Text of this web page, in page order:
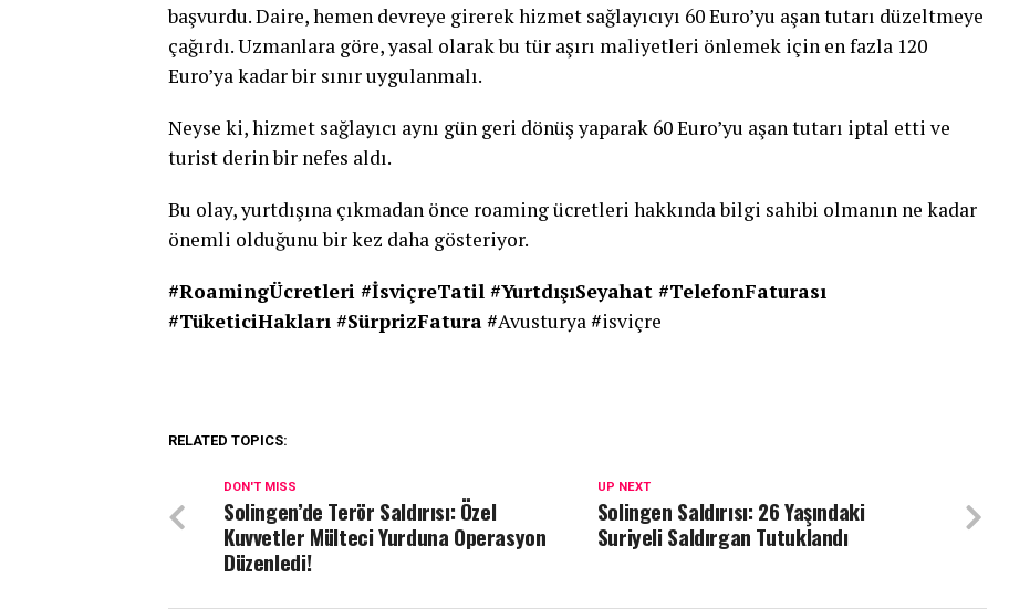
başvurdu. Daire, hemen devreye girerek hizmet sağlayıcıyı 60 Euro’yu aşan tutarı düzeltmeye
çağırdı. Uzmanlara göre, yasal olarak bu tür aşırı maliyetleri önlemek için en fazla 120
Euro’ya kadar bir sınır uygulanmalı.
Neyse ki, hizmet sağlayıcı aynı gün geri dönüş yaparak 60 Euro’yu aşan tutarı iptal etti ve
turist derin bir nefes aldı.
Bu olay, yurtdışına çıkmadan önce roaming ücretleri hakkında bilgi sahibi olmanın ne kadar
önemli olduğunu bir kez daha gösteriyor.
#RoamingÜcretleri #İsviçreTatil #YurtdışıSeyahat #TelefonFaturası
#TüketiciHakları #SürprizFatura#Avusturya#isviçre
RELATED TOPICS:
UP NEXT
Solingen Saldırısı: 26 Yaşındaki
Suriyeli Saldırgan Tutuklandı
DON'T MISS
Solingen’de Terör Saldırısı: Özel
Kuvvetler Mülteci Yurduna Operasyon
Düzenledi!